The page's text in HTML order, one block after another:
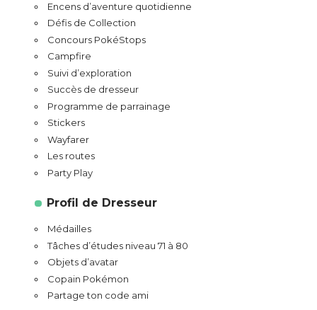
Encens d’aventure quotidienne
Défis de Collection
Concours PokéStops
Campfire
Suivi d’exploration
Succès de dresseur
Programme de parrainage
Stickers
Wayfarer
Les routes
Party Play
Profil de Dresseur
Médailles
Tâches d’études niveau 71 à 80
Objets d’avatar
Copain Pokémon
Partage ton code ami